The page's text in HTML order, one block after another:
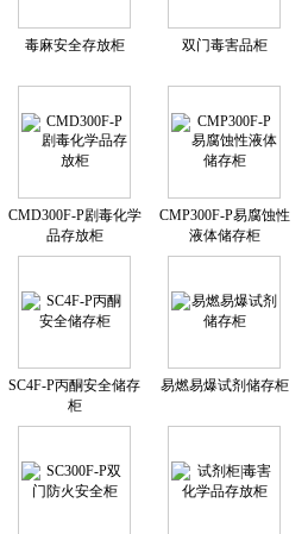
毒麻安全存放柜 双门毒害品柜
CMD300F-P剧毒化学
品存放柜
CMP300F-P易腐蚀性
液体储存柜
SC4F-P丙酮安全储存
柜
易燃易爆试剂储存柜